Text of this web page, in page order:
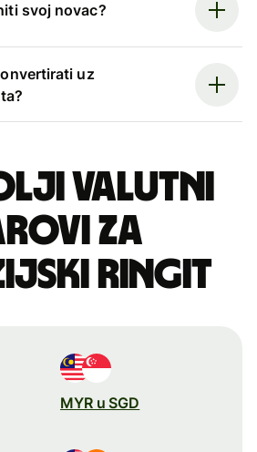
svoj novac?
uz
valutni
za
ringit
MYR u SGD